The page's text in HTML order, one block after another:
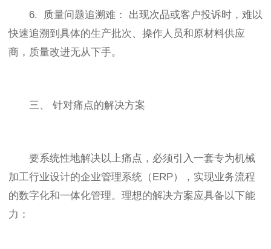
6. 质量问题追溯难： 出现次品或客户投诉时，难以
快速追溯到具体的生产批次、操作人员和原材料供应
商，质量改进无从下手。
三、 针对痛点的解决方案
要系统性地解决以上痛点，必须引入一套专为机械
加工行业设计的企业管理系统（ERP），实现业务流程
的数字化和一体化管理。理想的解决方案应具备以下能
力：